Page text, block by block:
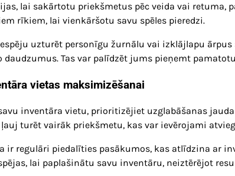
lai sakārtotu priekšmetus pēc veida vai retuma,
rīkiem, lai vienkāršotu savu spēles pieredzi.
uzturēt personīgu žurnālu vai izklājlapu
daudzumus. Tas var palīdzēt jums pieņemt
vietas maksimizēšanai
inventāra vietu, prioritizējiet uzglabāšanas
turēt vairāk priekšmetu, kas var ievērojami
ir regulāri piedalīties pasākumos, kas atlīdzina ar
lai paplašinātu savu inventāru, neiztērējot